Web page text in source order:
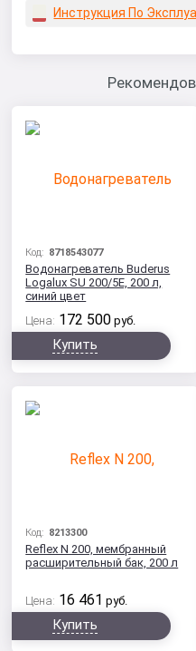
Инструкция По
Код: 8718543077
Водонагреватель Buderus
Logalux SU 200/5Е, 200 л,
синий цвет
Цена: 172 500 руб.
Купить
Код: 8213300
Reflex N 200, мембранный
расширительный бак, 200 л
Цена: 16 461 руб.
Купить